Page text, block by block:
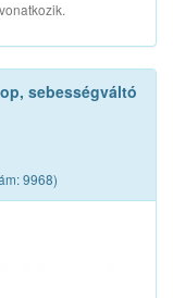
sebességváltó
9968)